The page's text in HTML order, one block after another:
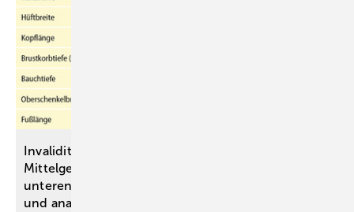
Invaliditätsbemessung von stammnahen versus ­
Mittelgelenkversteifungen an oberen und
unteren ­Extremitäten anhand einer simulativen
und analytischen Untersuchung des